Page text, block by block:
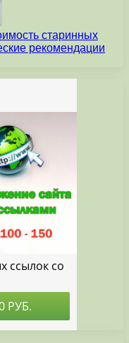
старинных
рекомендации